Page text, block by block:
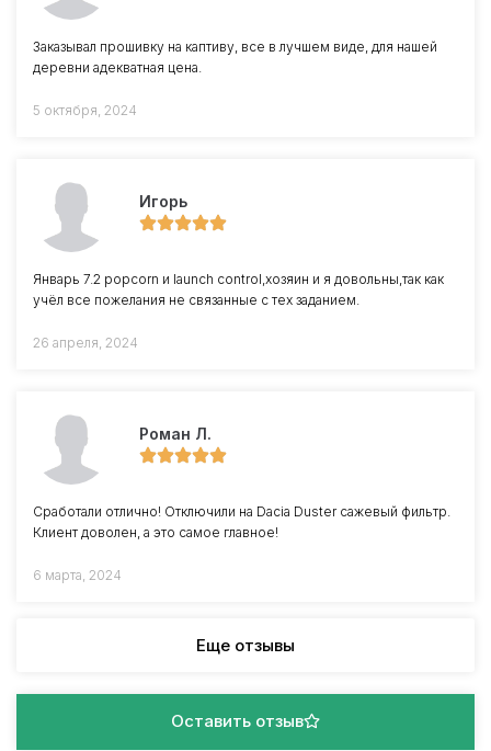
Заказывал прошивку на каптиву, все в лучшем виде, для нашей
деревни адекватная цена.
5 октября, 2024
Игорь
Январь 7.2 popcorn и launch control,хозяин и я довольны,так как
учёл все пожелания не связанные с тех заданием.
26 апреля, 2024
Роман Л.
Сработали отлично! Отключили на Dacia Duster сажевый фильтр.
Клиент доволен, а это самое главное!
6 марта, 2024
Еще отзывы
Оставить отзыв